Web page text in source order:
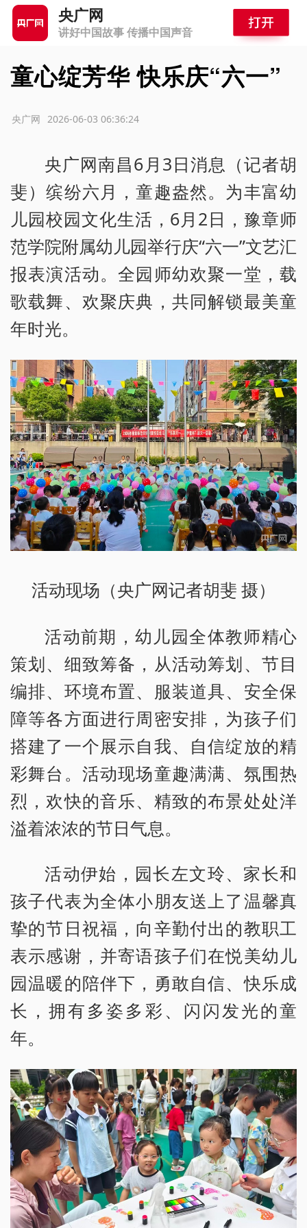
央广网
讲好中国故事 传播中国声音
童心绽芳华 快乐庆“六一”
2026-06-03 06:36:24
央广网
央广网南昌6月3日消息（记者胡
斐）缤纷六月，童趣盎然。为丰富幼
儿园校园文化生活，6月2日，豫章师
范学院附属幼儿园举行庆“六一”文艺汇
报表演活动。全园师幼欢聚一堂，载
歌载舞、欢聚庆典，共同解锁最美童
年时光。
活动现场（央广网记者胡斐 摄）
活动前期，幼儿园全体教师精心
策划、细致筹备，从活动筹划、节目
编排、环境布置、服装道具、安全保
障等各方面进行周密安排，为孩子们
搭建了一个展示自我、自信绽放的精
彩舞台。活动现场童趣满满、氛围热
烈，欢快的音乐、精致的布景处处洋
溢着浓浓的节日气息。
活动伊始，园长左文玲、家长和
孩子代表为全体小朋友送上了温馨真
挚的节日祝福，向辛勤付出的教职工
表示感谢，并寄语孩子们在悦美幼儿
园温暖的陪伴下，勇敢自信、快乐成
长，拥有多姿多彩、闪闪发光的童
年。